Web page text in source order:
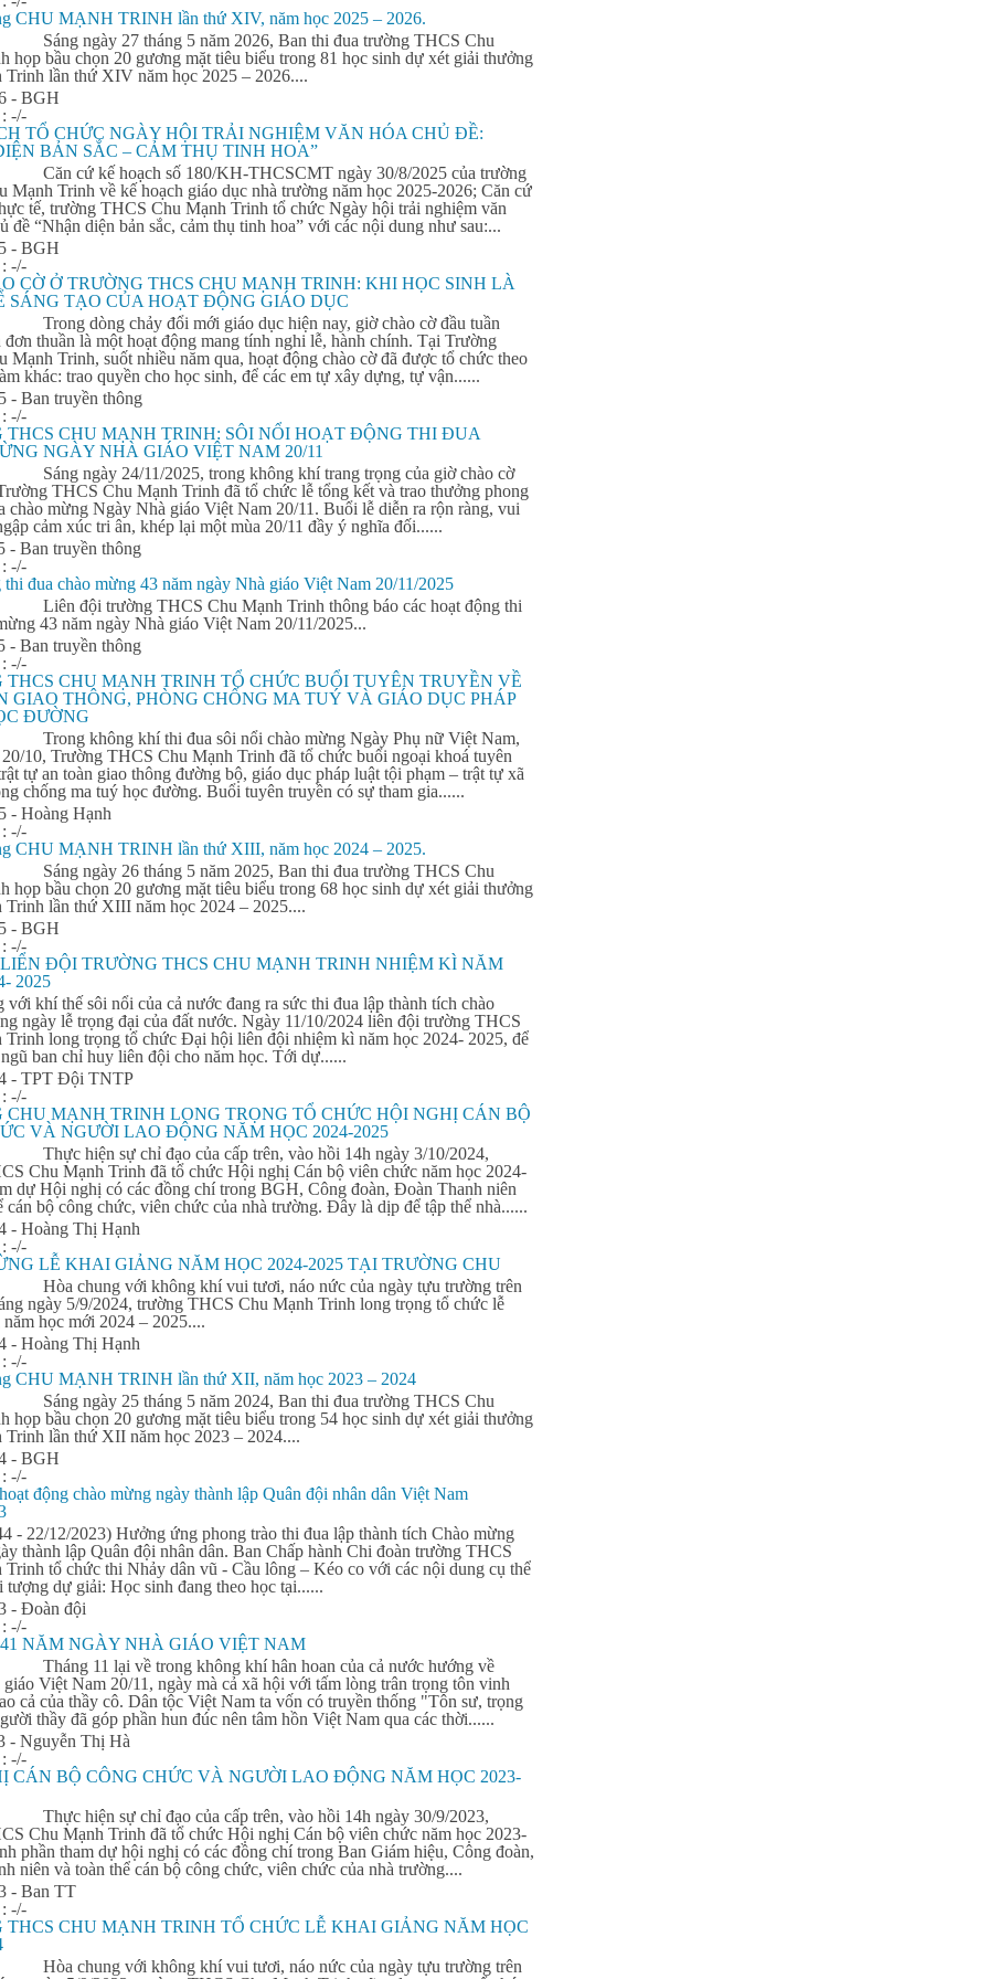
CHU MẠNH TRINH lần thứ XIV, năm học 2025 – 2026.
Sáng ngày 27 tháng 5 năm 2026, Ban thi đua trường THCS Chu
họp bầu chọn 20 gương mặt tiêu biểu trong 81 học sinh dự xét giải thưởng
Trinh lần thứ XIV năm học 2025 – 2026....
- BGH
-/-
TỔ CHỨC NGÀY HỘI TRẢI NGHIỆM VĂN HÓA CHỦ ĐỀ:
BẢN SẮC – CẢM THỤ TINH HOA”
Căn cứ kế hoạch số 180/KH-THCSCMT ngày 30/8/2025 của trường
Mạnh Trinh về kế hoạch giáo dục nhà trường năm học 2025-2026; Căn cứ
tế, trường THCS Chu Mạnh Trinh tổ chức Ngày hội trải nghiệm văn
đề “Nhận diện bản sắc, cảm thụ tinh hoa” với các nội dung như sau:...
- BGH
-/-
CỜ Ở TRƯỜNG THCS CHU MẠNH TRINH: KHI HỌC SINH LÀ
SÁNG TẠO CỦA HOẠT ĐỘNG GIÁO DỤC
Trong dòng chảy đổi mới giáo dục hiện nay, giờ chào cờ đầu tuần
đơn thuần là một hoạt động mang tính nghi lễ, hành chính. Tại Trường
Mạnh Trinh, suốt nhiều năm qua, hoạt động chào cờ đã được tổ chức theo
khác: trao quyền cho học sinh, để các em tự xây dựng, tự vận......
- Ban truyền thông
-/-
THCS CHU MẠNH TRINH: SÔI NỔI HOẠT ĐỘNG THI ĐUA
NGÀY NHÀ GIÁO VIỆT NAM 20/11
Sáng ngày 24/11/2025, trong không khí trang trọng của giờ chào cờ
THCS Chu Mạnh Trinh đã tổ chức lễ tổng kết và trao thưởng phong
chào mừng Ngày Nhà giáo Việt Nam 20/11. Buổi lễ diễn ra rộn ràng, vui
cảm xúc tri ân, khép lại một mùa 20/11 đầy ý nghĩa đối......
- Ban truyền thông
-/-
thi đua chào mừng 43 năm ngày Nhà giáo Việt Nam 20/11/2025
Liên đội trường THCS Chu Mạnh Trinh thông báo các hoạt động thi
43 năm ngày Nhà giáo Việt Nam 20/11/2025...
- Ban truyền thông
-/-
THCS CHU MẠNH TRINH TỔ CHỨC BUỔI TUYÊN TRUYỀN VỀ
GIAO THÔNG, PHÒNG CHỐNG MA TUÝ VÀ GIÁO DỤC PHÁP
ĐƯỜNG
Trong không khíthi đua sôi nổi chào mừng Ngày Phụ nữ Việt Nam,
20/10, Trường THCS Chu Mạnh Trinh đã tổ chức buổi ngoại khoá tuyên
tự an toàn giao thông đường bộ, giáo dục pháp luật tội phạm – trật tự xã
chống ma tuý học đường. Buổi tuyên truyền có sự tham gia......
- Hoàng Hạnh
-/-
CHU MẠNH TRINH lần thứ XIII, năm học 2024 – 2025.
Sáng ngày 26 tháng 5 năm 2025, Ban thi đua trường THCS Chu
họp bầu chọn 20 gương mặt tiêu biểu trong 68 học sinh dự xét giải thưởng
Trinh lần thứ XIII năm học 2024 – 2025....
- BGH
-/-
ĐỘI TRƯỜNG THCS CHU MẠNH TRINH NHIỆM KÌ NĂM
2025
với khí thế sôi nổi của cả nước đang ra sức thi đua lập thành tích chào
ngày lễ trọng đại của đất nước. Ngày 11/10/2024 liên đội trường THCS
Trinh long trọng tổ chức Đại hội liên đội nhiệm kì năm học 2024- 2025, để
ban chỉ huy liên đội cho năm học. Tới dự......
- TPT Đội TNTP
-/-
CHU MẠNH TRINH LONG TRỌNG TỔ CHỨC HỘI NGHỊ CÁN BỘ
VÀ NGƯỜI LAO ĐỘNG NĂM HỌC 2024-2025
Thực hiện sự chỉ đạo của cấp trên, vào hồi 14h ngày 3/10/2024,
Chu Mạnh Trinh đã tổ chức Hội nghị Cán bộ viên chức năm học 2024-
dự Hội nghị có các đồng chí trong BGH, Công đoàn, Đoàn Thanh niên
cán bộ công chức, viên chức của nhà trường. Đây là dịp để tập thể nhà......
- Hoàng Thị Hạnh
-/-
LỄ KHAI GIẢNG NĂM HỌC 2024-2025 TẠI TRƯỜNG CHU
Hòa chung với không khí vui tươi, náo nức của ngày tựu trường trên
ngày 5/9/2024, trường THCS Chu Mạnh Trinh long trọng tổ chức lễ
học mới 2024 – 2025....
- Hoàng Thị Hạnh
-/-
CHU MẠNH TRINH lần thứ XII, năm học 2023 – 2024
Sáng ngày 25 tháng 5 năm 2024, Ban thi đua trường THCS Chu
họp bầu chọn 20 gương mặt tiêu biểu trong 54 học sinh dự xét giải thưởng
Trinh lần thứ XII năm học 2023 – 2024....
- BGH
-/-
động chào mừng ngày thành lập Quân đội nhân dân Việt Nam
- 22/12/2023) Hưởng ứng phong trào thi đua lập thành tích Chào mừng
thành lập Quân đội nhân dân. Ban Chấp hành Chi đoàn trường THCS
Trinh tổ chức thi Nhảy dân vũ - Cầu lông – Kéo co với các nội dung cụ thể
tượng dự giải: Học sinh đang theo học tại......
- Đoàn đội
-/-
NĂM NGÀY NHÀ GIÁO VIỆT NAM
Tháng 11 lại về trong không khí hân hoan của cả nước hướng về
Việt Nam 20/11, ngày mà cả xã hội với tấm lòng trân trọng tôn vinh
cả của thầy cô. Dân tộc Việt Nam ta vốn có truyền thống "Tôn sư, trọng
thầy đã góp phần hun đúc nên tâm hồn Việt Nam qua các thời......
- Nguyễn Thị Hà
-/-
CÁN BỘ CÔNG CHỨC VÀ NGƯỜI LAO ĐỘNG NĂM HỌC 2023-
Thực hiện sự chỉ đạo của cấp trên, vào hồi 14h ngày 30/9/2023,
Chu Mạnh Trinh đã tổ chức Hội nghị Cán bộ viên chức năm học 2023-
phần tham dự hội nghị có các đồng chí trong Ban Giám hiệu, Công đoàn,
niên và toàn thể cán bộ công chức, viên chức của nhà trường....
- Ban TT
-/-
THCS CHU MẠNH TRINH TỔ CHỨC LỄ KHAI GIẢNG NĂM HỌC
Hòa chung với không khí vui tươi, náo nức của ngày tựu trường trên